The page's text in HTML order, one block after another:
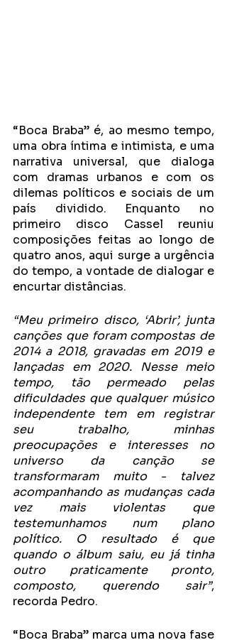
“Boca Braba” é, ao mesmo tempo,
uma obra íntima e intimista, e uma
narrativa universal, que dialoga
com dramas urbanos e com os
dilemas políticos e sociais de um
país dividido. Enquanto no
primeiro disco Cassel reuniu
composições feitas ao longo de
quatro anos, aqui surge a urgência
do tempo, a vontade de dialogar e
encurtar distâncias.
“Meu primeiro disco, ‘Abrir’, junta
canções que foram compostas de
2014 a 2018, gravadas em 2019 e
lançadas em 2020. Nesse meio
tempo, tão permeado pelas
dificuldades que qualquer músico
independente tem em registrar
seu trabalho, minhas
preocupações e interesses no
universo da canção se
transformaram muito - talvez
acompanhando as mudanças cada
vez mais violentas que
testemunhamos num plano
político. O resultado é que
quando o álbum saiu, eu já tinha
outro praticamente pronto,
composto, querendo sair”,
recorda Pedro.
“Boca Braba” marca uma nova fase